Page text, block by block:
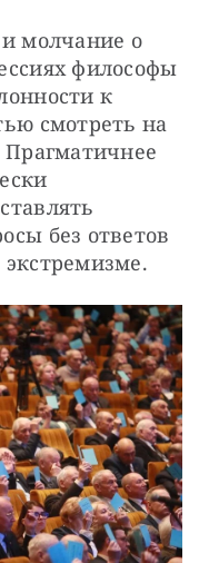
молчание о
философы
к
смотреть на
без ответов